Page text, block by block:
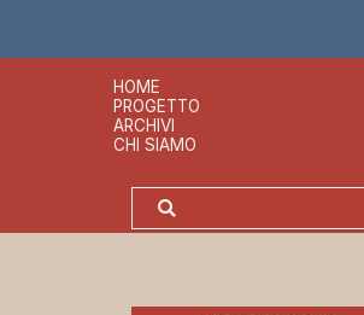
HOME
PROGETTO
ARCHIVI
CHI SIAMO